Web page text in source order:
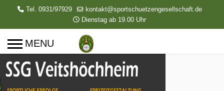
Tel. 0931/97929
kontakt@sportschuetzengesellschaft.de
Dienstag ab 19.00 Uhr